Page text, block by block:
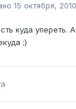
15 октября, 2010
куда упереть.
;)